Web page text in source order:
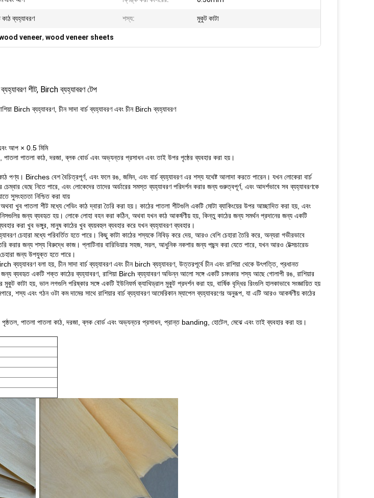
ব্যহ্যাবরণ শস্য: মুকুট কাটা
veneer, wood veneer sheets
শীট, Birch ব্যহ্যাবরণ টেপ
Birch ব্যহ্যাবরণ, চীন সাদা বার্চ ব্যহ্যাবরণ এবং চীন Birch ব্যহ্যাবরণ
আপ × 0.5 মিমি
পাতলা কাঠ, দরজা, ব্লক বোর্ড এবং অভ্যন্তর প্রসাধন এবং তাই উপর পৃষ্ঠের ব্যবহার করা হয়।
পণ্য। Birches বেশ বৈচিত্রপূর্ণ, এবং ফলে রঙ, জমিন, এবং বার্চ ব্যহ্যাবরণ এর শস্য যথেষ্ট আলাদা করতে পারেন। যখন লোকেরা বার্চ
বেছে নিতে পারে, এবং লোকেদের তাদের অর্ডারের সমস্ত ব্যহ্যাবরণ পরিদর্শন করার জন্য গুরুত্বপূর্ণ, এবং আদর্শভাবে সব ব্যহ্যাবরণকে
সুসংহততা নিশ্চিত করা যায়
খুব পাতলা শীট মধ্যে শেভিং কাঠ দ্বারা তৈরি করা হয়। কাঠের পাতলা শীটগুলি একটি মোটা ব্যাকিংয়ের উপর আচ্ছাদিত করা হয়, এবং
জন্য ব্যবহৃত হয়। লোকে লোহা বহন করা কঠিন, অথবা যখন কাঠ আকর্ষণীয় হয়, কিন্তু কাঠের জন্য সমর্থন প্রদানের জন্য একটি
করা খুব ভঙ্গুর, মানুষ কাঠের খুব ব্যয়বহুল ব্যবহার করে যখন ব্যহ্যাবরণ ব্যবহার।
চেহারা মধ্যে পরিবর্তিত হতে পারে। কিছু কাটা কাঠের শস্যকে নিবিড় করে দেয়, আরও বেশি চেহারা তৈরি করে, অন্যরা গভীরভাবে
করার জন্য শস্য বিরুদ্ধে কাজ। প্লাটিনার বারিভিয়ার সহজ, সরল, আধুনিক নকশার জন্য পছন্দ করা যেতে পারে, যখন আরও টেক্সচারেড
জন্য উপযুক্ত হতে পারে।
ব্যহ্যাবরণ বলা হয়, চীন সাদা বার্চ ব্যহ্যাবরণ এবং চীন birch ব্যহ্যাবরণ, উত্তরপূর্বে চীন এবং রাশিয়া থেকে উৎপত্তি, প্রধানত
ব্যবহৃত একটি শক্ত কাঠের ব্যহ্যাবরণ, রাশিয়া Birch ব্যহ্যাবরণ অভিন্ন আলো সঙ্গে একটি চমৎকার শস্য আছে গোলাপী রঙ, রাশিয়ার
কাটা হয়, ভাল লগগুলি পরিষ্কার সঙ্গে একটি ইউনিফর্ম ক্যাথিড্রাল মুকুট প্রদর্শন করা হয়, বার্ষিক বৃদ্ধির রিংগুলি হালকাভাবে সংজ্ঞায়িত হয়
শস্য এবং গঠন ওটা কম দামের সাথে রাশিয়ার বার্চ ব্যহ্যাবরণ আমেরিকান ম্যাপেল ব্যহ্যাবরণের অনুরূপ, যা এটি আরও আকর্ষণীয় কাঠের
পাতলা পাতলা কাঠ, দরজা, ব্লক বোর্ড এবং অভ্যন্তর প্রসাধন, প্রান্ত banding, হোটেল, মেঝে এবং তাই ব্যবহার করা হয়।